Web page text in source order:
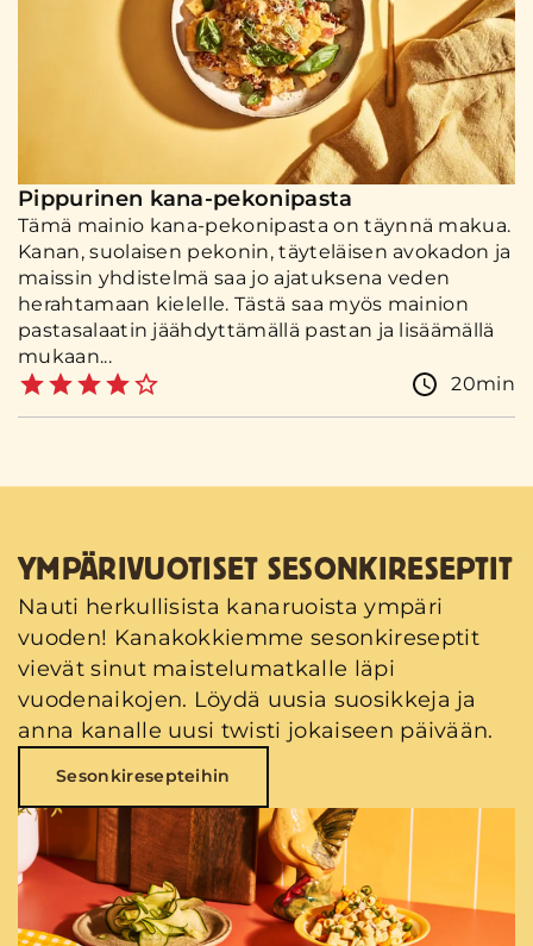
Pippurinen kana-pekonipasta
Tämä mainio kana-pekonipasta on täynnä makua.
Kanan, suolaisen pekonin, täyteläisen avokadon ja
maissin yhdistelmä saa jo ajatuksena veden
herahtamaan kielelle. Tästä saa myös mainion
pastasalaatin jäähdyttämällä pastan ja lisäämällä
mukaan...
20min
YMPÄRIVUOTISET SESONKIRESEPTIT
Nauti herkullisista kanaruoista ympäri
vuoden! Kanakokkiemme sesonkireseptit
vievät sinut maistelumatkalle läpi
vuodenaikojen. Löydä uusia suosikkeja ja
anna kanalle uusi twisti jokaiseen päivään.
Sesonkiresepteihin